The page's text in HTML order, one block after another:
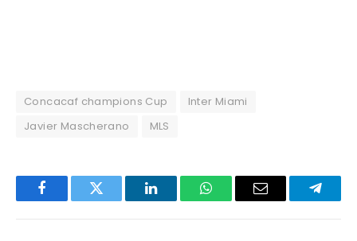
Concacaf champions Cup
Inter Miami
Javier Mascherano
MLS
FacebookTwitter LinkedInWhatsAppEmail